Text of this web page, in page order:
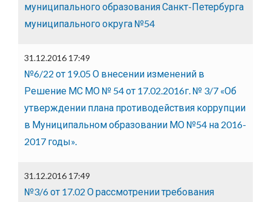
муниципального образования Санкт-Петербурга
муниципального округа №54
31.12.2016 17:49
№6/22 от 19.05 О внесении изменений в
Решение МС МО № 54 от 17.02.2016г. № 3/7 «Об
утверждении плана противодействия коррупции
в Муниципальном образовании МО №54 на 2016-
2017 годы».
31.12.2016 17:49
№3/6 от 17.02 О рассмотрении требования